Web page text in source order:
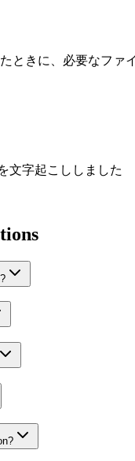
ときに、必要なファ
文字起こししました